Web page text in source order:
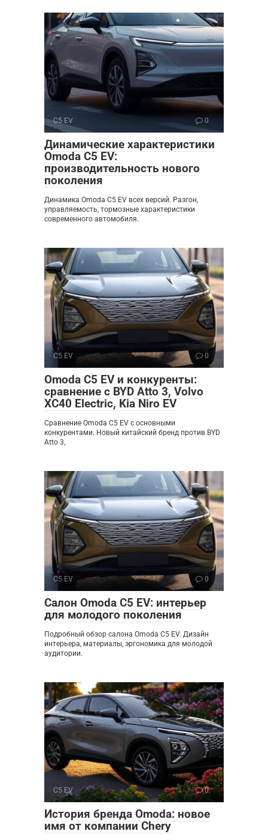
C5 EV 0
Динамические характеристики
Omoda C5 EV:
производительность нового
поколения
Динамика Omoda C5 EV всех версий. Разгон,
управляемость, тормозные характеристики
современного автомобиля.
C5 EV 0
Omoda C5 EV и конкуренты:
сравнение с BYD Atto 3, Volvo
XC40 Electric, Kia Niro EV
Сравнение Omoda C5 EV с основными
конкурентами. Новый китайский бренд против BYD
Atto 3,
C5 EV 0
Салон Omoda C5 EV: интерьер
для молодого поколения
Подробный обзор салона Omoda C5 EV. Дизайн
интерьера, материалы, эргономика для молодой
аудитории.
C5 EV 0
История бренда Omoda: новое
имя от компании Chery